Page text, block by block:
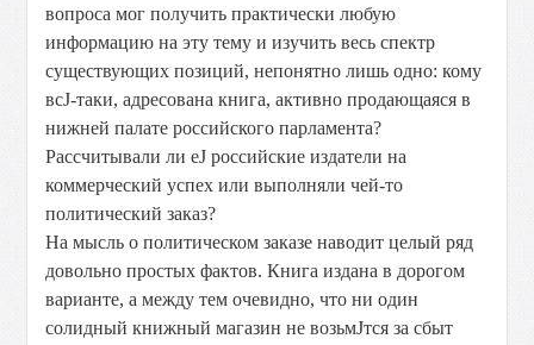
вопроса мог получить практически любую
информацию на эту тему и изучить весь спектр
существующих позиций, непонятно лишь одно: кому
всЈ-таки, адресована книга, активно продающаяся в
нижней палате российского парламента?
Рассчитывали ли еЈ российские издатели на
коммерческий успех или выполняли чей-то
политический заказ?
На мысль о политическом заказе наводит целый ряд
довольно простых фактов. Книга издана в дорогом
варианте, а между тем очевидно, что ни один
солидный книжный магазин не возьмЈтся за сбыт